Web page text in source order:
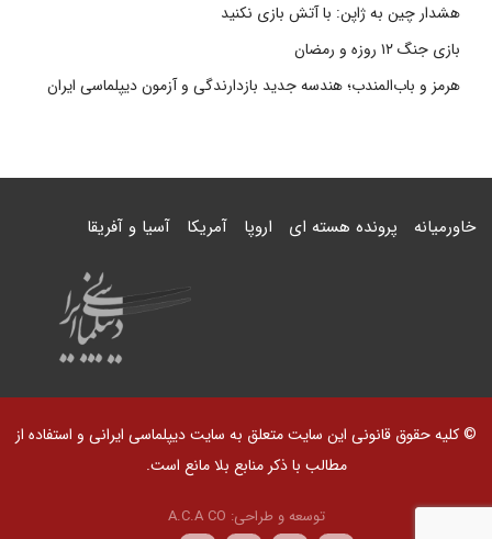
هشدار چین به ژاپن: با آتش بازی نکنید
بازی جنگ ۱۲ روزه و رمضان
هرمز و باب‌المندب؛ هندسه جدید بازدارندگی و آزمون دیپلماسی ایران
خاورمیانه پرونده هسته ای اروپا آمریکا آسیا و آفریقا
© کلیه حقوق قانونی این سایت متعلق به سایت دیپلماسی ایرانی و استفاده از
مطالب با ذکر منابع بلا مانع است.
توسعه و طراحی: A.C.A CO